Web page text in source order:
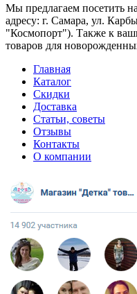
Мы предлагаем посетить
адресу: г. Самара, ул.
"Космопорт"). Также к
товаров для
Главная
Каталог
Скидки
Доставка
Статьи, советы
Отзывы
Контакты
О компании